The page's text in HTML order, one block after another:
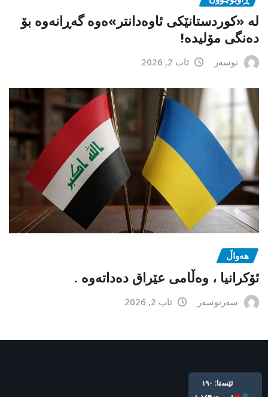
لە «کوردستانێکی ئاوەدانتر»ەوە گەڕانەوە بۆ
دەنگی مۆلیدە!
نوسەر ئاب 2, 2026
هەواڵ
ئۆکرانیا ، وەڵامی عێراق دەداتەوە .
سەرنوسەر ئاب 2, 2026
ئێستا: ١٩٠